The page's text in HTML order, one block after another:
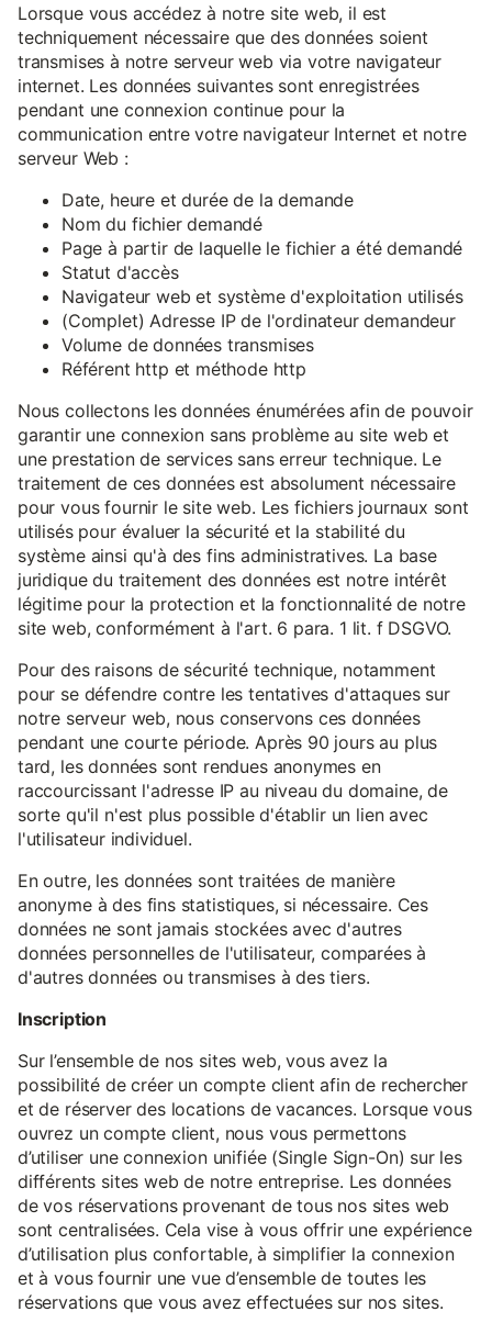
Lorsque vous accédez à notre site web, il est
techniquement nécessaire que des données soient
transmises à notre serveur web via votre navigateur
internet. Les données suivantes sont enregistrées
pendant une connexion continue pour la
communication entre votre navigateur Internet et notre
serveur Web :
Date, heure et durée de la demande
Nom du fichier demandé
Page à partir de laquelle le fichier a été demandé
Statut d'accès
Navigateur web et système d'exploitation utilisés
(Complet) Adresse IP de l'ordinateur demandeur
Volume de données transmises
Référent http et méthode http
Nous collectons les données énumérées afin de pouvoir
garantir une connexion sans problème au site web et
une prestation de services sans erreur technique. Le
traitement de ces données est absolument nécessaire
pour vous fournir le site web. Les fichiers journaux sont
utilisés pour évaluer la sécurité et la stabilité du
système ainsi qu'à des fins administratives. La base
juridique du traitement des données est notre intérêt
légitime pour la protection et la fonctionnalité de notre
site web, conformément à l'art. 6 para. 1 lit. f DSGVO.
Pour des raisons de sécurité technique, notamment
pour se défendre contre les tentatives d'attaques sur
notre serveur web, nous conservons ces données
pendant une courte période. Après 90 jours au plus
tard, les données sont rendues anonymes en
raccourcissant l'adresse IP au niveau du domaine, de
sorte qu'il n'est plus possible d'établir un lien avec
l'utilisateur individuel.
En outre, les données sont traitées de manière
anonyme à des fins statistiques, si nécessaire. Ces
données ne sont jamais stockées avec d'autres
données personnelles de l'utilisateur, comparées à
d'autres données ou transmises à des tiers.
Inscription
Sur l’ensemble de nos sites web, vous avez la
possibilité de créer un compte client afin de rechercher
et de réserver des locations de vacances. Lorsque vous
ouvrez un compte client, nous vous permettons
d’utiliser une connexion unifiée (Single Sign-On) sur les
différents sites web de notre entreprise. Les données
de vos réservations provenant de tous nos sites web
sont centralisées. Cela vise à vous offrir une expérience
d’utilisation plus confortable, à simplifier la connexion
et à vous fournir une vue d’ensemble de toutes les
réservations que vous avez effectuées sur nos sites.